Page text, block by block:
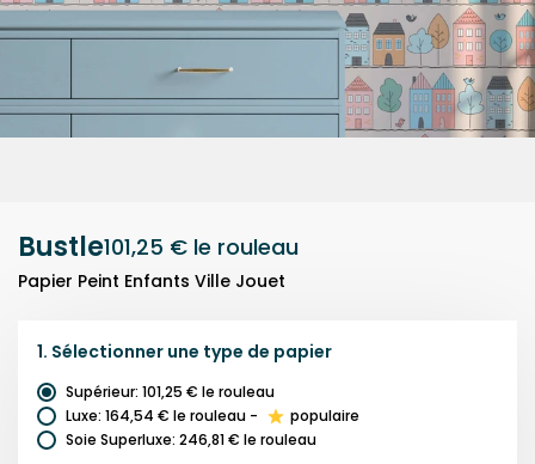
Bustle101,25 € le rouleau
Papier Peint Enfants Ville Jouet
1. Sélectionner une type de papier
Supérieur: 101,25 € le rouleau
Luxe: 164,54 € le rouleau -
populaire
Soie Superluxe: 246,81 € le rouleau